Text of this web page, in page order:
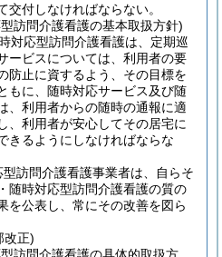
付しなければならない。
訪問介護看護の基本取扱方針)
対応型訪問介護看護は、定期巡
ービスについては、利用者の要
防止に資するよう、その目標を
もに、随時対応サービス及び随
、利用者からの随時の通報に適
、利用者が安心してその居宅に
きるようにしなければならな
訪問介護看護事業者は、自らそ
随時対応型訪問介護看護の質の
を公表し、常にその改善を図ら
改正)